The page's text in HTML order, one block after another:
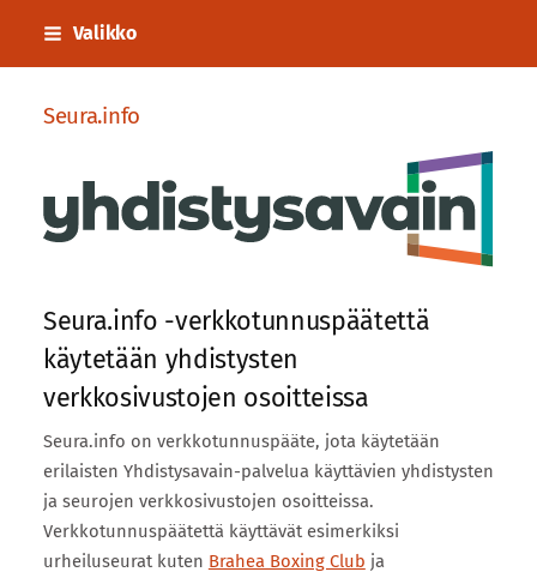
Siirry
Valikko
Seura.info
Seura.info -verkkotunnuspäätettä
käytetään yhdistysten
verkkosivustojen osoitteissa
Seura.info on verkkotunnuspääte, jota käytetään
erilaisten Yhdistysavain-palvelua käyttävien yhdistysten
ja seurojen verkkosivustojen osoitteissa.
Verkkotunnuspäätettä käyttävät esimerkiksi
urheiluseurat kuten Brahea Boxing Club ja